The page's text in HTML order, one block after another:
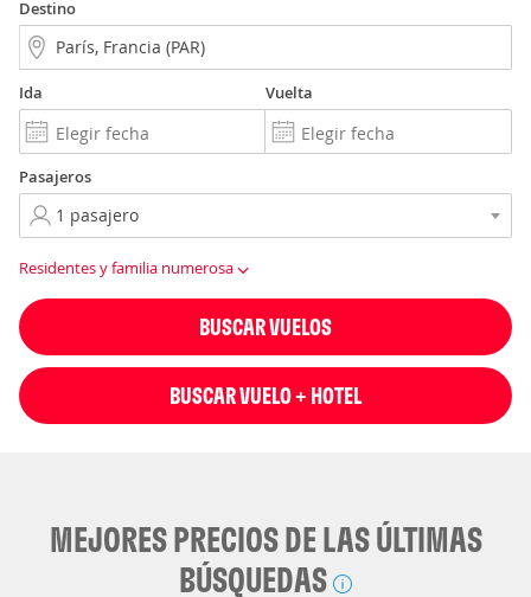
Destino
Ida Vuelta
Pasajeros
Residentes y familia numerosa
BUSCAR VUELOS
BUSCAR VUELO + HOTEL
MEJORES PRECIOS DE LAS ÚLTIMAS
BÚSQUEDAS